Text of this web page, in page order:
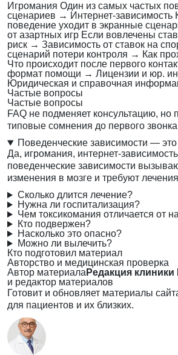
Игромания Один из самых частых
сценариев → Интернет-зависимость
поведение уходит в экранные
от азартных игр Если вовлечены
риск → Зависимость от ставок на
сценарий потери контроля → Как
Что происходит после первого
формат помощи → Лицензии и юр.
Юридическая и справочная
Частые вопросы
Частые вопросы
FAQ не подменяет консультацию, но
типовые сомнения до первого
Поведенческие зависимости —
Да, игромания, интернет-
поведенческие зависимости
изменения в мозге и требуют
Сколько длится лечение?
Нужна ли госпитализация?
Чем токсикомания отличается от
Кто подвержен?
Насколько это опасно?
Можно ли вылечить?
Кто подготовил материал
Авторство и медицинская проверка
Автор материала Редакция
и редактор материалов
Готовит и обновляет материалы
для пациентов и их близких.